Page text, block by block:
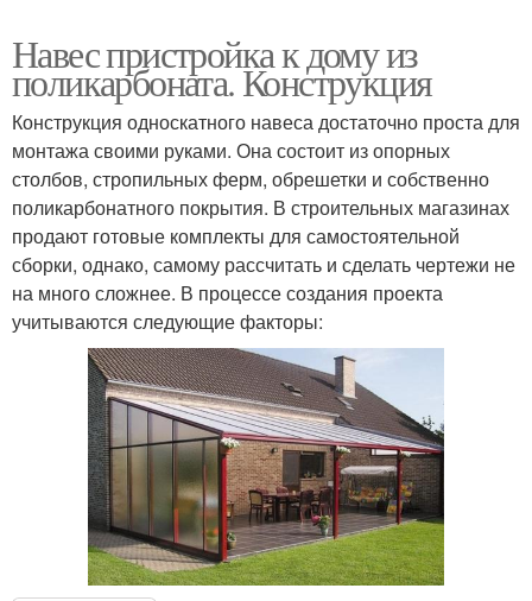
Навес пристройка к дому из
поликарбоната. Конструкция
Конструкция односкатного навеса достаточно проста для
монтажа своими руками. Она состоит из опорных
столбов, стропильных ферм, обрешетки и собственно
поликарбонатного покрытия. В строительных магазинах
продают готовые комплекты для самостоятельной
сборки, однако, самому рассчитать и сделать чертежи не
на много сложнее. В процессе создания проекта
учитываются следующие факторы: